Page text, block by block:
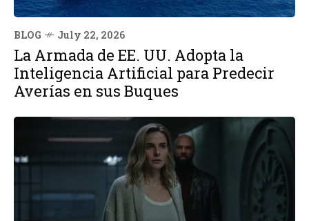
BLOG July 22, 2026
La Armada de EE. UU. Adopta la
Inteligencia Artificial para Predecir
Averías en sus Buques